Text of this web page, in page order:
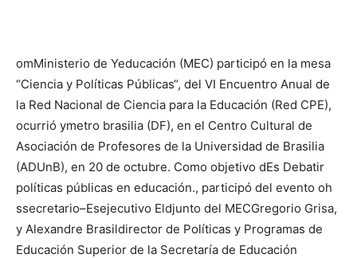
omMinisterio de Yeducación (MEC) participó en la mesa
“Ciencia y Políticas Públicas“, del VI Encuentro Anual de
la Red Nacional de Ciencia para la Educación (Red CPE),
ocurrió ymetro brasilia (DF), en el Centro Cultural de
Asociación de Profesores de la Universidad de Brasilia
(ADUnB), en 20 de octubre. Como objetivo dEs Debatir
políticas públicas en educación., participó del evento oh
ssecretario–Esejecutivo Eldjunto del MECGregorio Grisa,
y Alexandre Brasildirector de Políticas y Programas de
Educación Superior de la Secretaría de Educación